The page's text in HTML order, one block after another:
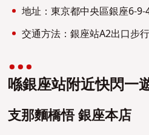
地址：東京都中央區銀座6-
交通方法：銀座站A2出口步
喺銀座站附近快閃一
支那麵橋悟 銀座本店